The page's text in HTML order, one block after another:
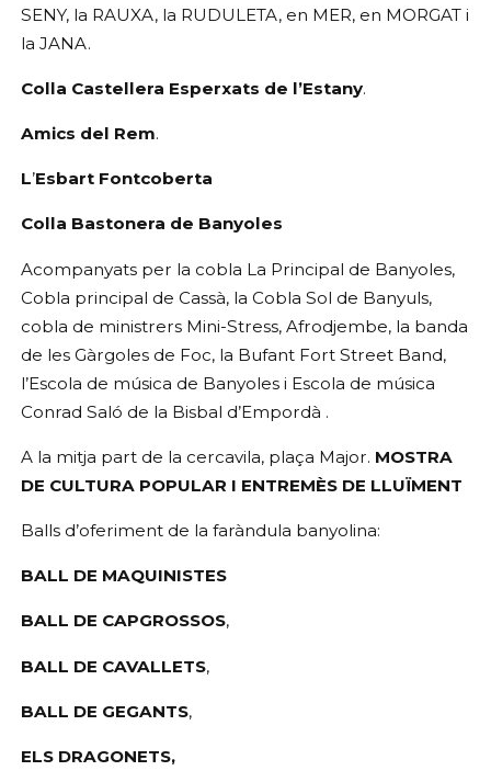
SENY, la RAUXA, la RUDULETA, en MER, en MORGAT i
la JANA.
Colla Castellera Esperxats de l’Estany.
Amics del Rem.
L’Esbart Fontcoberta
Colla Bastonera de Banyoles
Acompanyats per la cobla La Principal de Banyoles,
Cobla principal de Cassà, la Cobla Sol de Banyuls,
cobla de ministrers Mini-Stress, Afrodjembe, la banda
de les Gàrgoles de Foc, la Bufant Fort Street Band,
l’Escola de música de Banyoles i Escola de música
Conrad Saló de la Bisbal d’Empordà .
A la mitja part de la cercavila, plaça Major. MOSTRA
DE CULTURA POPULAR I ENTREMÈS DE LLUÏMENT
Balls d’oferiment de la faràndula banyolina:
BALL DE MAQUINISTES
BALL DE CAPGROSSOS,
BALL DE CAVALLETS,
BALL DE GEGANTS,
ELS DRAGONETS,